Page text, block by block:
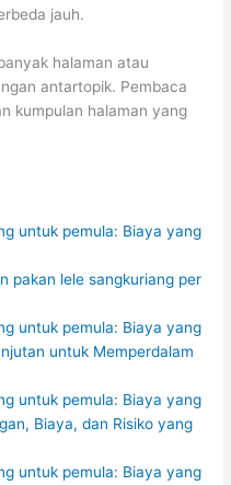
jauh.
halaman atau
antartopik. Pembaca
kumpulan halaman yang
untuk pemula: Biaya yang
pakan lele sangkuriang per
untuk pemula: Biaya yang
untuk Memperdalam
untuk pemula: Biaya yang
Biaya, dan Risiko yang
untuk pemula: Biaya yang